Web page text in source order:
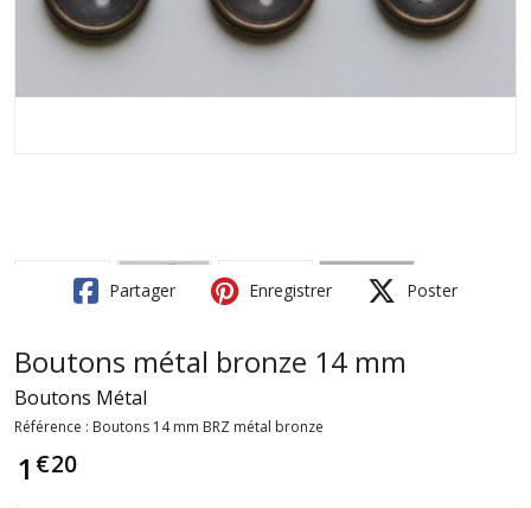
Partager Enregistrer Poster
Boutons métal bronze 14 mm
Boutons Métal
Référence : Boutons 14 mm BRZ métal bronze
1 €20